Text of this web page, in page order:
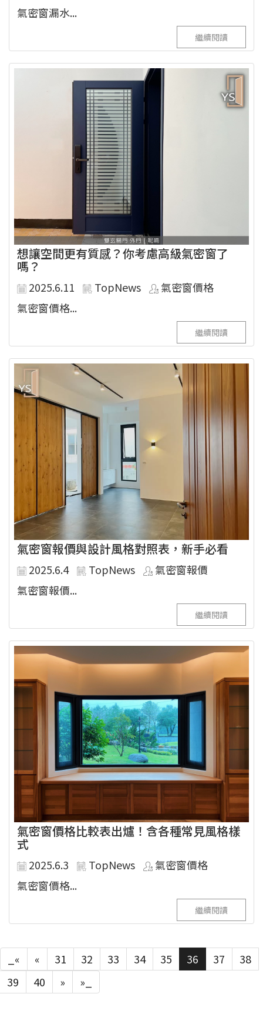
氣密窗漏水...
繼續閱讀
想讓空間更有質感？你考慮高級氣密窗了
嗎？
2025.6.11 TopNews
氣密窗價格
氣密窗價格...
繼續閱讀
氣密窗報價與設計風格對照表，新手必看
2025.6.4 TopNews
氣密窗報價
氣密窗報價...
繼續閱讀
氣密窗價格比較表出爐！含各種常見風格樣
式
2025.6.3 TopNews
氣密窗價格
氣密窗價格...
繼續閱讀
_« « 31 32 33 34 35 36 37
38
39
40 » »_